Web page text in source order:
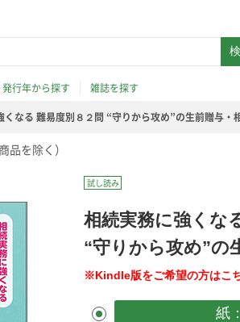
発行年から探す
雑誌を探す
くなる 難易度別８２問 “守りから攻め”の生前贈与・
品を除く）
試し読み
相続実務に強くな
“守りから攻め”の
※Kindle版をご希望の方はこ
紙